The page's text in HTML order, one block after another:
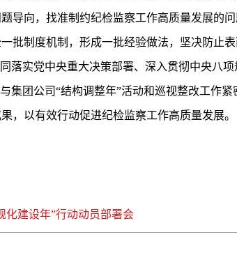
导向，找准制约纪检监察工作高质量发展的
批制度机制，形成一批经验做法，坚决防止
落实党中央重大决策部署、深入贯彻中央八
集团公司“结构调整年”活动和巡视整改工作
，以有效行动促进纪检监察工作高质量发展。
化建设年”行动动员部署会